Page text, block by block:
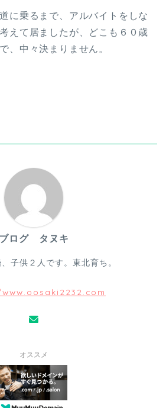
に乗るまで、アルバイトをしな
えて居ましたが、どこも６０歳
、中々決まりません。
ブログ タヌキ
供２人です。東北育ち。
オススメ